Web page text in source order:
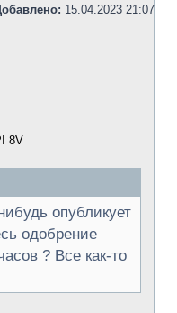
15.04.2023 21:07
8V
опубликует
одобрение
? Все как-то